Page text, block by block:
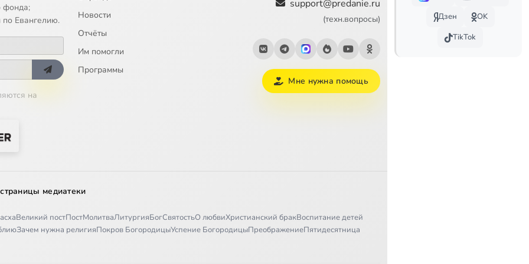
"Сердце пустыни". Архимандрит Серафим (Тяпочкин). "Иночество стало заветной мечтой моей зрелости" 3:21
Архимандрит Серафим (Тяпочкин). Приезд отца Серафима в Ракитное 3:52
Архимандрит Серафим (Тяпочкин). Возрождение прихода 7:16
Архимандрит Серафим (Тяпочкин). Подвиг старчества. Часть 1 14:46
Архимандрит Серафим (Тяпочкин). "Он просил у тебя жизни"
фонда;
Евангелию.
на
Новости
Отчёты
Им помогли
Программы
support@predanie.ru
(техн.вопросы)
Мне нужна помощь
медиатеки
Великий постПостМолитваЛитургияБогСвятостьО любвиХристианский бракВоспитание детей
Зачем нужна религияПокров БогородицыУспение БогородицыПреображениеПятидесятница
Дзен
OK
TikTok